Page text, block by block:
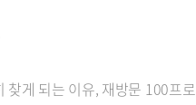
찾게 되는 이유, 재방문 100프로